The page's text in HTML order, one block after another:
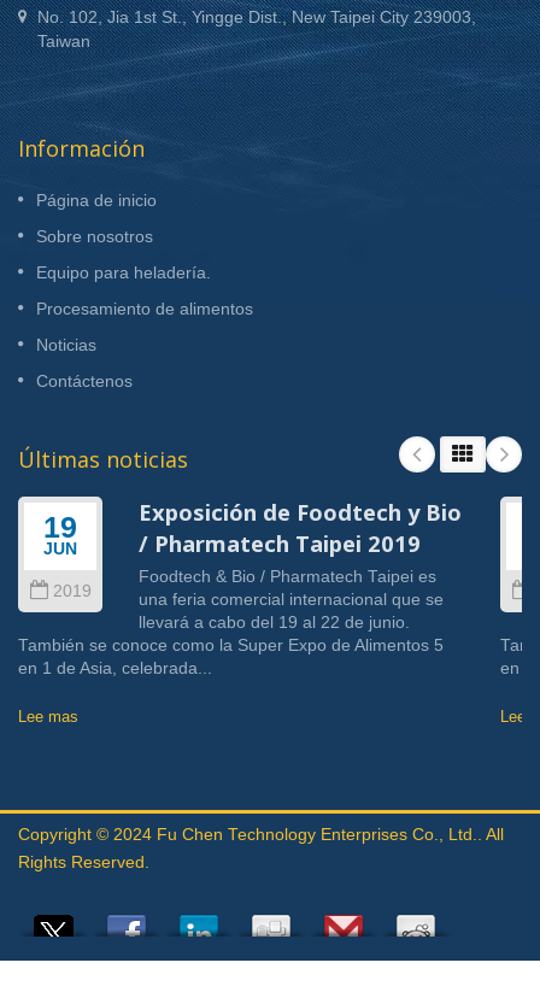
No. 102, Jia 1st St., Yingge Dist., New Taipei City 239003,
Taiwan
Información
Página de inicio
Sobre nosotros
Equipo para heladería.
Procesamiento de alimentos
Noticias
Contáctenos
Últimas noticias
19
JUN
2019
Exposición de Foodtech y Bio
/ Pharmatech Taipei 2019
Foodtech & Bio / Pharmatech Taipei es
una feria comercial internacional que se
llevará a cabo del 19 al 22 de junio.
También se conoce como la Super Expo de Alimentos 5
en 1 de Asia, celebrada...
Lee mas
en 1
Lee
Copyright © 2024 Fu Chen Technology Enterprises Co., Ltd.
. All
Rights Reserved.